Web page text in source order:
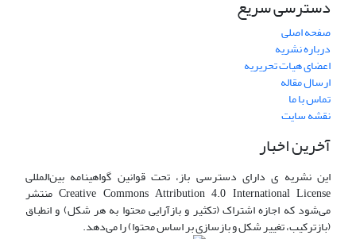
دسترسی سریع
صفحه اصلی
درباره نشریه
اعضای هیات تحریریه
ارسال مقاله
تماس با ما
نقشه سایت
آخرین اخبار
این نشریه ی دارای دسترسی باز، تحت قوانین گواهینامه بین‌المللی
Creative Commons Attribution 4.0 International License منتشر
می‌شود که اجازه اشتراک (تکثیر و بازآرایی محتوا به هر شکل) و انطباق
(بازترکیب، تغییر شکل و بازسازی بر اساس محتوا) را می‌دهد.